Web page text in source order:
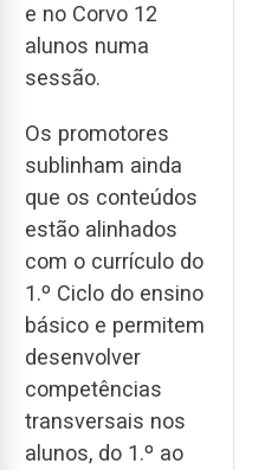
e no Corvo 12
alunos numa
sessão.
Os promotores
sublinham ainda
que os conteúdos
estão alinhados
com o currículo do
1.º Ciclo do ensino
básico e permitem
desenvolver
competências
transversais nos
alunos, do 1.º ao